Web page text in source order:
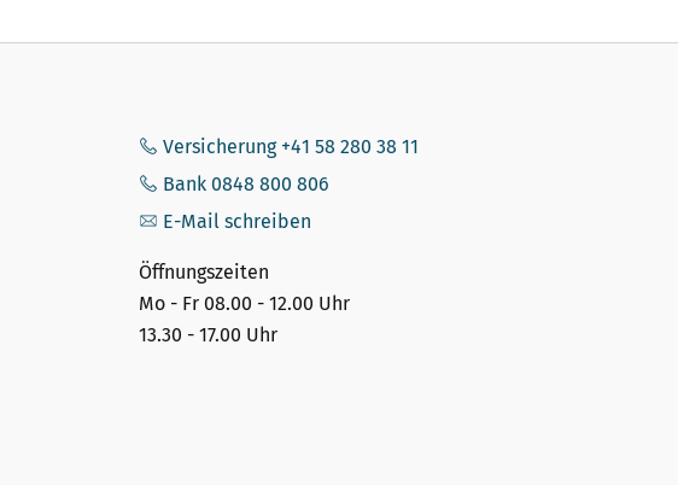
Versicherung +41 58 280 38 11
Bank 0848 800 806
E-Mail schreiben
Öffnungszeiten
Mo - Fr 08.00 - 12.00 Uhr
13.30 - 17.00 Uhr